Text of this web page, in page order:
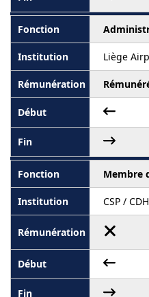
Liège
Membre
CSP /